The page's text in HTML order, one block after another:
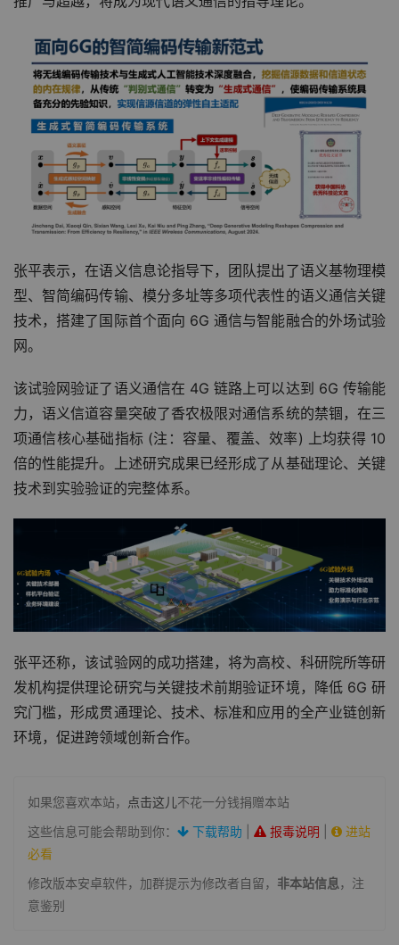
张平表示，在语义信息论指导下，团队提出了语义基物理模
型、智简编码传输、模分多址等多项代表性的语义通信关键
技术，搭建了国际首个面向 6G 通信与智能融合的外场试验
网。
该试验网验证了语义通信在 4G 链路上可以达到 6G 传输能
力，语义信道容量突破了香农极限对通信系统的禁锢，在三
项通信核心基础指标 (注：容量、覆盖、效率) 上均获得 10
倍的性能提升。上述研究成果已经形成了从基础理论、关键
技术到实验验证的完整体系。
张平还称，该试验网的成功搭建，将为高校、科研院所等研
发机构提供理论研究与关键技术前期验证环境，降低 6G 研
究门槛，形成贯通理论、技术、标准和应用的全产业链创新
环境，促进跨领域创新合作。
如果您喜欢本站， 点击这儿不花一分钱捐赠本站
这些信息可能会帮助到你：
下载帮助 报毒说明
进站
必看
修改版本安卓软件，加群提示为修改者自留， 非本站信息，注
意鉴别